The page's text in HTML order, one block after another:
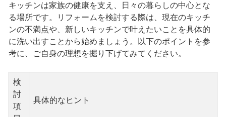
キッチンは家族の健康を支え、日々の暮らしの中心とな
る場所です。リフォームを検討する際は、現在のキッチ
ンの不満点や、新しいキッチンで叶えたいことを具体的
に洗い出すことから始めましょう。以下のポイントを参
考に、ご自身の理想を掘り下げてみてください。
検
討
項
具体的なヒント